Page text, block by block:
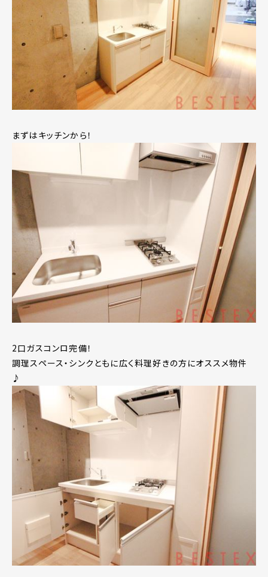
まずはキッチンから！
2口ガスコンロ完備！
調理スペース・シンクともに広く料理好きの方にオススメ物件
♪